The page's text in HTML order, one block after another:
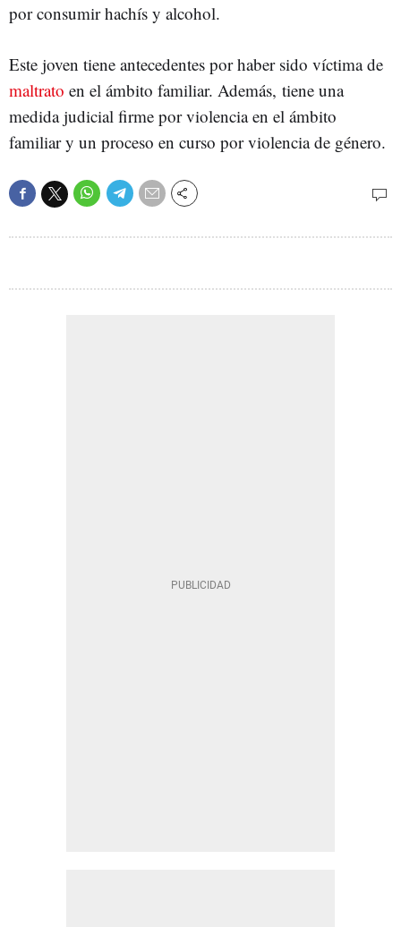
por consumir hachís y alcohol.
Este joven tiene antecedentes por haber sido víctima de
maltrato en el ámbito familiar. Además, tiene una
medida judicial firme por violencia en el ámbito
familiar y un proceso en curso por violencia de género.